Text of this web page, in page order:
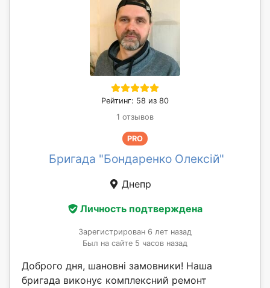
Рейтинг: 58 из 80
1 отзывов
PRO
Бригада "Бондаренко Олексій"
Днепр
Личность подтверждена
Зарегистрирован 6 лет назад
Был на сайте 5 часов назад
Доброго дня, шановні замовники! Наша
бригада виконує комплексний ремонт